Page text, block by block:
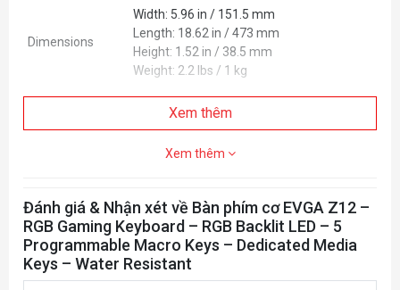
Dimensions
Width: 5.96 in / 151.5 mm
Length: 18.62 in / 473 mm
Height: 1.52 in / 38.5 mm
Weight: 2.2 lbs / 1 kg
Xem thêm
Xem thêm
Đánh giá & Nhận xét về Bàn phím cơ EVGA Z12 –
RGB Gaming Keyboard – RGB Backlit LED – 5
Programmable Macro Keys – Dedicated Media
Keys – Water Resistant